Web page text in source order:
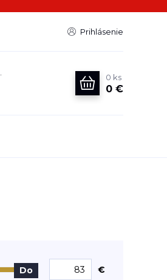
Prihlásenie
0 ks
0 €
Do €